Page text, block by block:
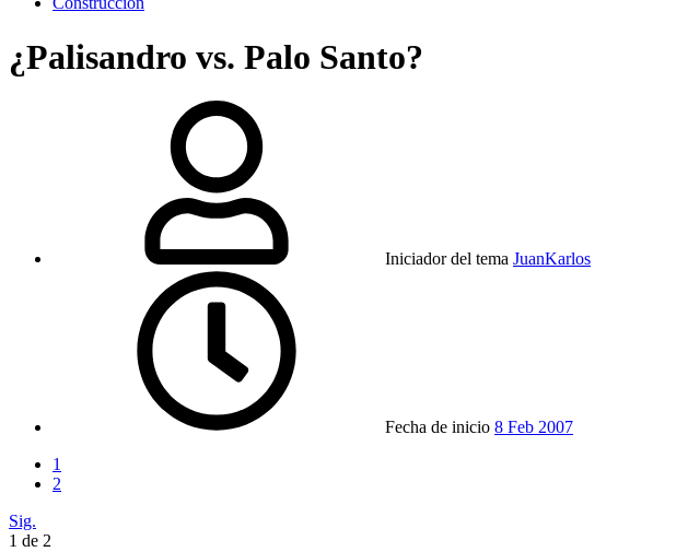
¿Palisandro vs. Palo Santo?
Iniciador del tema JuanKarlos
Fecha de inicio 8 Feb 2007
1
2
Sig.
1 de 2